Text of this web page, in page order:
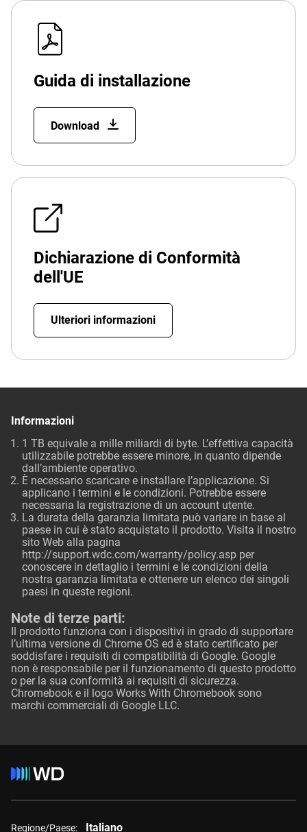
Guida di installazione
Download
Dichiarazione di Conformità
dell'UE
Ulteriori informazioni
Informazioni
1 TB equivale a mille miliardi di byte. L’effettiva capacità
utilizzabile potrebbe essere minore, in quanto dipende
dall’ambiente operativo.
È necessario scaricare e installare l’applicazione. Si
applicano i termini e le condizioni. Potrebbe essere
necessaria la registrazione di un account utente.
La durata della garanzia limitata può variare in base al
paese in cui è stato acquistato il prodotto. Visita il nostro
sito Web alla pagina
http://support.wdc.com/warranty/policy.asp per
conoscere in dettaglio i termini e le condizioni della
nostra garanzia limitata e ottenere un elenco dei singoli
paesi in queste regioni.
Note di terze parti:
Il prodotto funziona con i dispositivi in grado di supportare
l’ultima versione di Chrome OS ed è stato certificato per
soddisfare i requisiti di compatibilità di Google. Google
non è responsabile per il funzionamento di questo prodotto
o per la sua conformità ai requisiti di sicurezza.
Chromebook e il logo Works With Chromebook sono
marchi commerciali di Google LLC.
Regione/Paese: Italiano